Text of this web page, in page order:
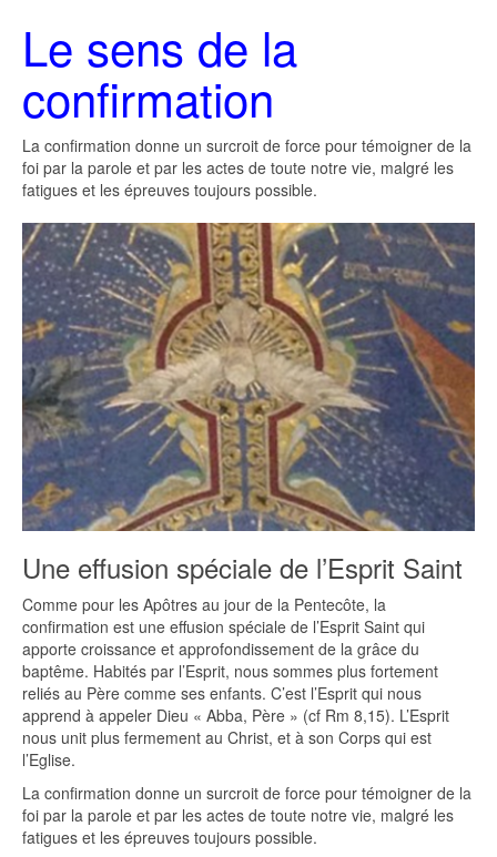
Le sens de la
confirmation
La confirmation donne un surcroit de force pour témoigner de la
foi par la parole et par les actes de toute notre vie, malgré les
fatigues et les épreuves toujours possible.
Une effusion spéciale de l’Esprit Saint
Comme pour les Apôtres au jour de la Pentecôte, la
confirmation est une effusion spéciale de l’Esprit Saint qui
apporte croissance et approfondissement de la grâce du
baptême. Habités par l’Esprit, nous sommes plus fortement
reliés au Père comme ses enfants. C’est l’Esprit qui nous
apprend à appeler Dieu « Abba, Père » (cf Rm 8,15). L’Esprit
nous unit plus fermement au Christ, et à son Corps qui est
l’Eglise.
La confirmation donne un surcroit de force pour témoigner de la
foi par la parole et par les actes de toute notre vie, malgré les
fatigues et les épreuves toujours possible.